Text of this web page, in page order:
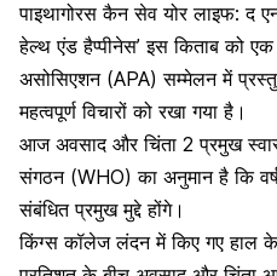
पाइथागोरस कैन सेव योर लाइफ: द
हेल्थ एंड हैप्पीनेस’ इस किताब को
असोसिएशन (APA) सम्मेलन में
महत्वपूर्ण विचारों को रखा गया है।
आज अवसाद और चिंता 2 प्रमुख
संगठन (WHO) का अनुमान है कि
संबंधित प्रमुख मुद्दे होंगे।
किंग्स कॉलेज लंदन में किए गए हाल